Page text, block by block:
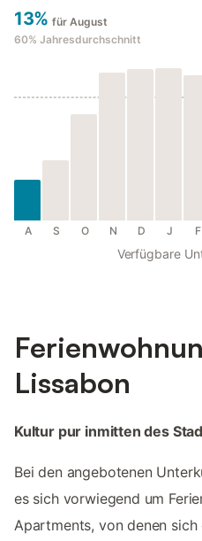
13% für August
60% Jahresdurchschnitt
A S O N D J F
Verfügbare
Lissabon
Kultur pur inmitten des
Bei den angebotenen
es sich vorwiegend um
Apartments, von denen